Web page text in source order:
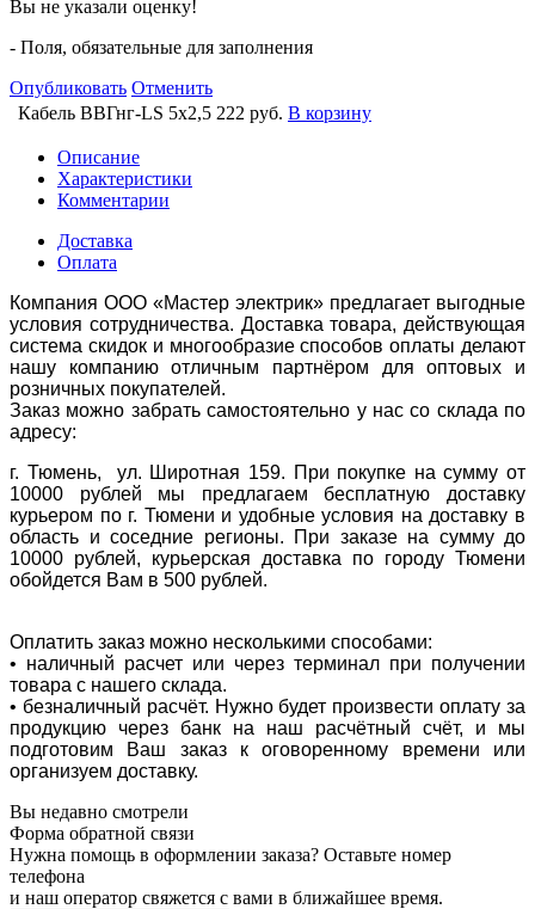
Вы не указали оценку!
- Поля, обязательные для заполнения
Опубликовать Отменить
Кабель ВВГнг-LS 5х2,5 222 руб. В корзину
Описание
Характеристики
Комментарии
Доставка
Оплата
Компания ООО «Мастер электрик» предлагает выгодные
условия сотрудничества. Доставка товара, действующая
система скидок и многообразие способов оплаты делают
нашу компанию отличным партнёром для оптовых и
розничных покупателей.
Заказ можно забрать самостоятельно у нас со склада по
адресу:
г. Тюмень, ул. Широтная 159. При покупке на сумму от
10000 рублей мы предлагаем бесплатную доставку
курьером по г. Тюмени и удобные условия на доставку в
область и соседние регионы. При заказе на сумму до
10000 рублей, курьерская доставка по городу Тюмени
обойдется Вам в 500 рублей.
Оплатить заказ можно несколькими способами:
• наличный расчет или через терминал при получении
товара с нашего склада.
• безналичный расчёт. Нужно будет произвести оплату за
продукцию через банк на наш расчётный счёт, и мы
подготовим Ваш заказ к оговоренному времени или
организуем доставку.
Вы недавно смотрели
Форма обратной связи
Нужна помощь в оформлении заказа? Оставьте номер
телефона
и наш оператор свяжется с вами в ближайшее время.